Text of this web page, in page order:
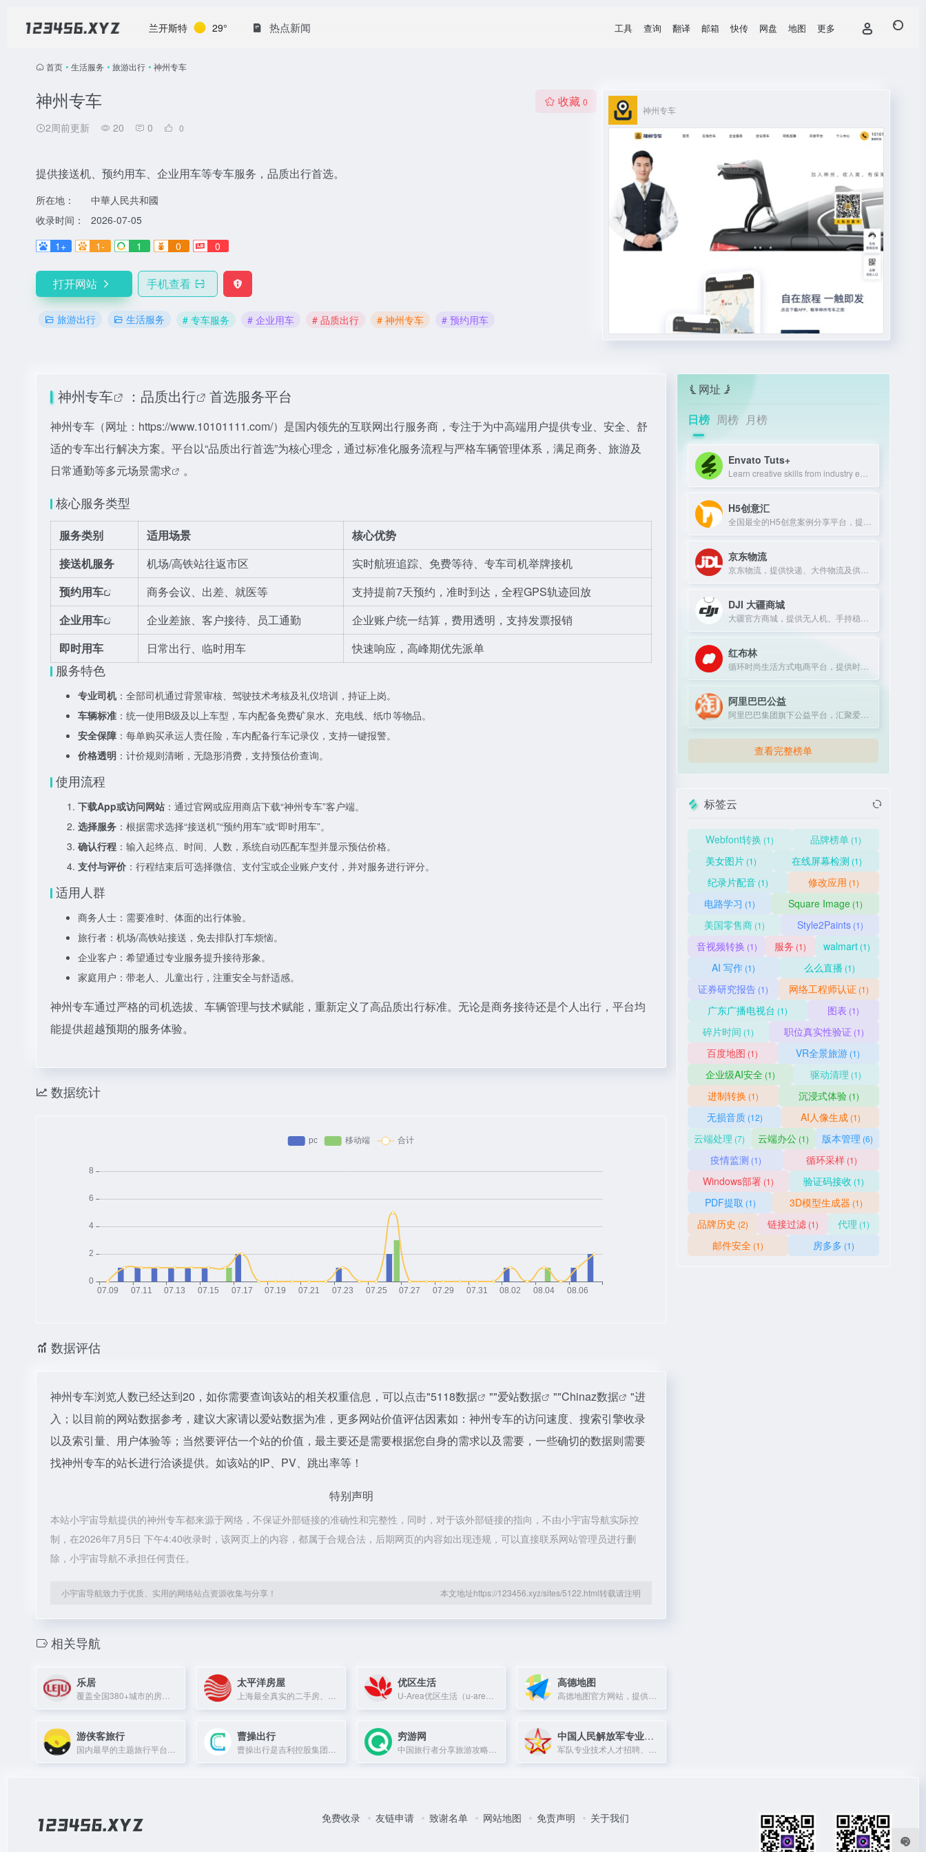
兰开斯特 29° 热点新闻 工具 查询 翻译 邮箱 快传 网盘 地图 更多
首页 • 生活服务 • 旅游出行 • 神州专车
神州专车
2周前更新 20 0 0
收藏 0
提供接送机、预约用车、企业用车等专车服务，品质出行首选。
所在地：
中華人民共和國
收录时间：
2026-07-05
1+
1- 1 0 0
打开网站 手机查看
旅游出行 生活服务 # 专车服务 # 企业用车 # 品质出行 # 神州专车 # 预约用车
神州专车
神州专车 ： 品质出行 首选服务平台
神州专车（网址： https://www.10101111.com/）是国内领先的互联网出行服务商，专注于为中高端用户提供专业、安全、舒
适的专车出行解决方案。平台以“品质出行首选”为核心理念，通过标准化服务流程与严格车辆管理体系，满足商务、旅游及
日常通勤等多元场景需求
。
核心服务类型
服务类别 适用场景
核心优势
接送机服务
机场/高铁站往返市区
实时航班追踪、免费等待、专车司机举牌接机
预约用车
商务会议、出差、就医等
支持提前7天预约，准时到达，全程GPS轨迹回放
企业用车
企业差旅、客户接待、员工通勤
企业账户统一结算，费用透明，支持发票报销
即时用车
日常出行、临时用车 快速响应，高峰期优先派单
服务特色
专业司机：全部司机通过背景审核、驾驶技术考核及礼仪培训，持证上岗。
车辆标准 ：统一使用B级及以上车型，车内配备免费矿泉水、充电线、纸巾等物品。
安全保障 ：每单购买承运人责任险，车内配备行车记录仪，支持一键报警。
价格透明 ：计价规则清晰，无隐形消费，支持预估价查询。
使用流程
下载App或访问网站 ：通过官网或应用商店下载“神州专车”客户端。
选择服务 ：根据需求选择“接送机”“预约用车”或“即时用车”。
确认行程 ：输入起终点、时间、人数，系统自动匹配车型并显示预估价格。
支付与评价 ：行程结束后可选择微信、支付宝或企业账户支付，并对服务进行评分。
适用人群
商务人士：需要准时、体面的出行体验。
旅行者：机场/高铁站接送，免去排队打车烦恼。
企业客户：希望通过专业服务提升接待形象。
家庭用户：带老人、儿童出行，注重安全与舒适感。
神州专车通过严格的司机选拔、车辆管理与技术赋能，重新定义了高品质出行标准。无论是商务接待还是个人出行，平台均
能提供超越预期的服务体验。
数据统计
数据评估
神州专车浏览人数已经达到20，如你需要查询该站的相关权重信息，可以点击"5118数据 ""爱站数据 ""Chinaz数据
"进
入；以目前的网站数据参考，建议大家请以爱站数据为准，更多网站价值评估因素如：神州专车的访问速度、搜索引擎收录
以及索引量、用户体验等；当然要评估一个站的价值，最主要还是需要根据您自身的需求以及需要，一些确切的数据则需要
找神州专车的站长进行洽谈提供。如该站的IP、PV、跳出率等！
特别声明
本站小宇宙导航提供的神州专车都来源于网络，不保证外部链接的准确性和完整性，同时，对于该外部链接的指向，不由小宇宙导航实际控
制，在2026年7月5日 下午4:40收录时，该网页上的内容，都属于合规合法，后期网页的内容如出现违规，可以直接联系网站管理员进行删
除，小宇宙导航不承担任何责任。
小宇宙导航致力于优质、实用的网络站点资源收集与分享！ 本文地址https://123456.xyz/sites/5122.html转载请注明
相关导航
乐居 太平洋房屋 优区生活 高德地图
游侠客旅行 曹操出行 穷游网 中国人民解放军专业技术人才网
网址
日榜 周榜 月榜
Envato Tuts+
H5创意汇
京东物流
DJI 大疆商城
红布林
阿里巴巴公益
查看完整榜单
标签云
Webfont转换 (1) 品牌榜单(1)
美女图片(1) 在线屏幕检测 (1)
纪录片配音 (1) 修改应用 (1)
电路学习 (1) Square Image (1)
美国零售商(1) Style2Paints(1)
音视频转换 (1) 服务 (1) walmart (1)
AI 写作 (1) 么么直播 (1)
证券研究报告 (1) 网络工程师认证 (1)
广东广播电视台 (1) 图表 (1)
碎片时间 (1) 职位真实性验证 (1)
百度地图 (1) VR全景旅游 (1)
企业级AI安全 (1) 驱动清理 (1)
进制转换 (1) 沉浸式体验 (1)
无损音质(12) AI人像生成(1)
云端处理 (7) 云端办公 (1) 版本管理 (6)
疫情监测 (1) 循环采样(1)
Windows部署(1) 验证码接收 (1)
PDF提取 (1) 3D模型生成器 (1)
品牌历史 (2) 链接过滤 (1) 代理 (1)
邮件安全 (1) 房多多 (1)
免费收录 友链申请 致谢名单 网站地图 免责声明 关于我们